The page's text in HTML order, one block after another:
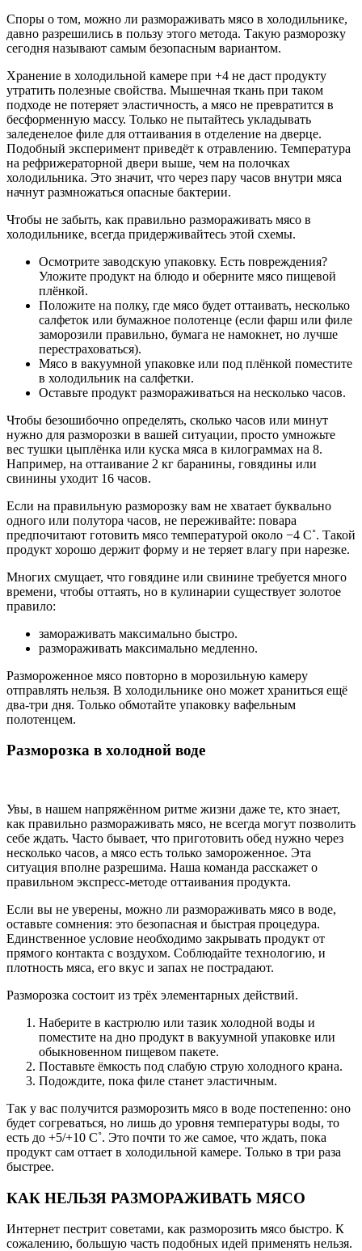
Споры о том, можно ли размораживать мясо в холодильнике,
давно разрешились в пользу этого метода. Такую разморозку
сегодня называют самым безопасным вариантом.
Хранение в холодильной камере при +4 не даст продукту
утратить полезные свойства. Мышечная ткань при таком
подходе не потеряет эластичность, а мясо не превратится в
бесформенную массу. Только не пытайтесь укладывать
заледенелое филе для оттаивания в отделение на дверце.
Подобный эксперимент приведёт к отравлению. Температура
на рефрижераторной двери выше, чем на полочках
холодильника. Это значит, что через пару часов внутри мяса
начнут размножаться опасные бактерии.
Чтобы не забыть, как правильно размораживать мясо в
холодильнике, всегда придерживайтесь этой схемы.
Осмотрите заводскую упаковку. Есть повреждения?
Уложите продукт на блюдо и оберните мясо пищевой
плёнкой.
Положите на полку, где мясо будет оттаивать, несколько
салфеток или бумажное полотенце (если фарш или филе
заморозили правильно, бумага не намокнет, но лучше
перестраховаться).
Мясо в вакуумной упаковке или под плёнкой поместите
в холодильник на салфетки.
Оставьте продукт размораживаться на несколько часов.
Чтобы безошибочно определять, сколько часов или минут
нужно для разморозки в вашей ситуации, просто умножьте
вес тушки цыплёнка или куска мяса в килограммах на 8.
Например, на оттаивание 2 кг баранины, говядины или
свинины уходит 16 часов.
Если на правильную разморозку вам не хватает буквально
одного или полутора часов, не переживайте: повара
предпочитают готовить мясо температурой около −4 C˚. Такой
продукт хорошо держит форму и не теряет влагу при нарезке.
Многих смущает, что говядине или свинине требуется много
времени, чтобы оттаять, но в кулинарии существует золотое
правило:
замораживать максимально быстро.
размораживать максимально медленно.
Размороженное мясо повторно в морозильную камеру
отправлять нельзя. В холодильнике оно может храниться ещё
два-три дня. Только обмотайте упаковку вафельным
полотенцем.
Разморозка в холодной воде
Увы, в нашем напряжённом ритме жизни даже те, кто знает,
как правильно размораживать мясо, не всегда могут позволить
себе ждать. Часто бывает, что приготовить обед нужно через
несколько часов, а мясо есть только замороженное. Эта
ситуация вполне разрешима. Наша команда расскажет о
правильном экспресс-методе оттаивания продукта.
Если вы не уверены, можно ли размораживать мясо в воде,
оставьте сомнения: это безопасная и быстрая процедура.
Единственное условие необходимо закрывать продукт от
прямого контакта с воздухом. Соблюдайте технологию, и
плотность мяса, его вкус и запах не пострадают.
Разморозка состоит из трёх элементарных действий.
Наберите в кастрюлю или тазик холодной воды и
поместите на дно продукт в вакуумной упаковке или
обыкновенном пищевом пакете.
Поставьте ёмкость под слабую струю холодного крана.
Подождите, пока филе станет эластичным.
Так у вас получится разморозить мясо в воде постепенно: оно
будет согреваться, но лишь до уровня температуры воды, то
есть до +5/+10 C˚. Это почти то же самое, что ждать, пока
продукт сам оттает в холодильной камере. Только в три раза
быстрее.
КАК НЕЛЬЗЯ РАЗМОРАЖИВАТЬ МЯСО
Интернет пестрит советами, как разморозить мясо быстро. К
сожалению, большую часть подобных идей применять нельзя.